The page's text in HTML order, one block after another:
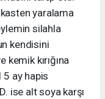
kasten yaralama
silahla
kendisini
kırığına
5 ay hapis
ise alt soya karşı